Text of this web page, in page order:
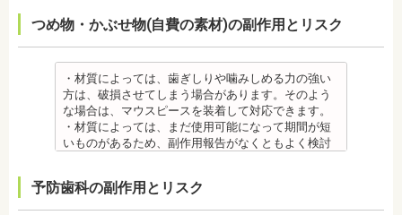
を歯科医師より受けて 、毎日丁寧なブラッシング、
のケアをすることも役立ちます。
・矯正中に虫歯が悪化した場合は、矯正終了後に虫
歯の治療をする、もしくは、矯正中に器具を一度外
して治療を行う必要が生じることがあります。
・基本的に、矯正中には虫歯や歯周病の治療が行え
ません。そのため矯正前にこれらの治療を終わらせ
合は、一般的な歯科医院で、事前に虫歯、歯周病の
・矯正をしたい箇所に十分なスペースがない場合
・抜歯する場合は麻酔注射を行います。麻酔の中に
は、成分に心拍数、血圧を上げる作用があるものも
あるため、心臓や血圧に問題がある方が使用する
と、動悸、血圧上昇を起こす場合があります。ま
た、頬を噛んでもわからなかったり、熱いものを飲
んでもわからないため、口腔内を傷つけるリスクが
さらに、麻酔によって悪心、嘔吐、アレルギー反応
いるため、金属アレルギーのある方、不安がある方
い。矯正装置を装着したあとに、皮膚や口腔の粘膜
にアレルギー症状が起きた場合は、速やかに歯科医
師の指示を仰いでください。
抜歯・麻酔
・矯正をしたい箇所に十分なスペースがない場合
は、抜歯を必要とする場合もあります。健康上問題
痛みを感じることもありますので、歯科医師の判断
・上あごにインプラントを埋める際に、上顎洞を破
る場合があります。手術した時に感染が生じると蓄
膿症になる場合があります。この場合は、インプラ
ントを除去する場合もあります。また、蓄膿症の治
療には耳鼻咽喉科にて治療が必要な場合もありま
す。
・インプラントは、入れ歯の治療とは異なり、外科
手術を行う必要があります。手術により今までは何
けられない場合もあります。免疫力や抵抗力が低下
つめ物・かぶせ物(自費の素材)の副作用とリスク
・材質によっては、歯ぎしりや噛みしめる力の強い
方は、破損させてしまう場合があります。そのよう
な場合は、マウスピースを装着して対応できます。
・材質によっては、まだ使用可能になって期間が短
いものがあるため、副作用報告がなくともよく検討
・ジルコニア自体が割れてしまうのではなく、表面
を覆っているポーセレンというセラミックが割れて
予防歯科の副作用とリスク